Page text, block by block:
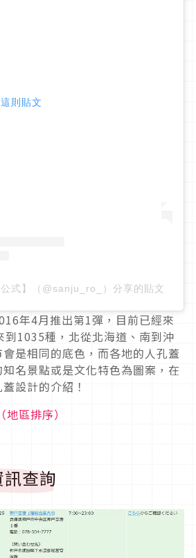
則貼文
式】（@sanju_ro_）分享的貼文
年4月推出第1彈，目前已經來
到1035種，北從北海道、南到沖
是相同的底色，而各地的人孔蓋
名景點或是文化特色為圖案，在
設計的介紹！
區排序）
查詢